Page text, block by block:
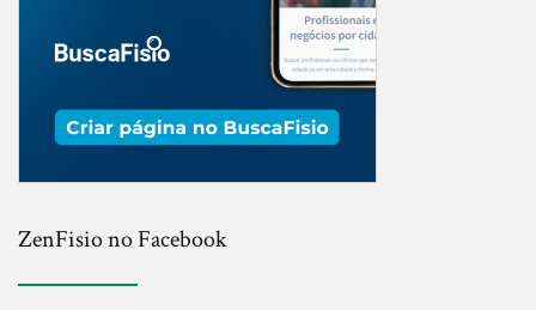
ZenFisio no Facebook